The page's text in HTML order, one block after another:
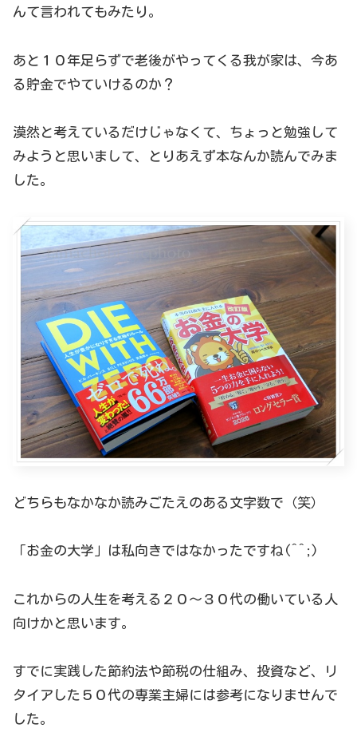
んて言われてもみたり。
あと１０年足らずで老後がやってくる我が家は、今あ
る貯金でやていけるのか？
漠然と考えているだけじゃなくて、ちょっと勉強して
みようと思いまして、とりあえず本なんか読んでみま
した。
どちらもなかなか読みごたえのある文字数で（笑）
「お金の大学」は私向きではなかったですね(^^;)
これからの人生を考える２０～３０代の働いている人
向けかと思います。
すでに実践した節約法や節税の仕組み、投資など、リ
タイアした５０代の専業主婦には参考になりませんで
した。